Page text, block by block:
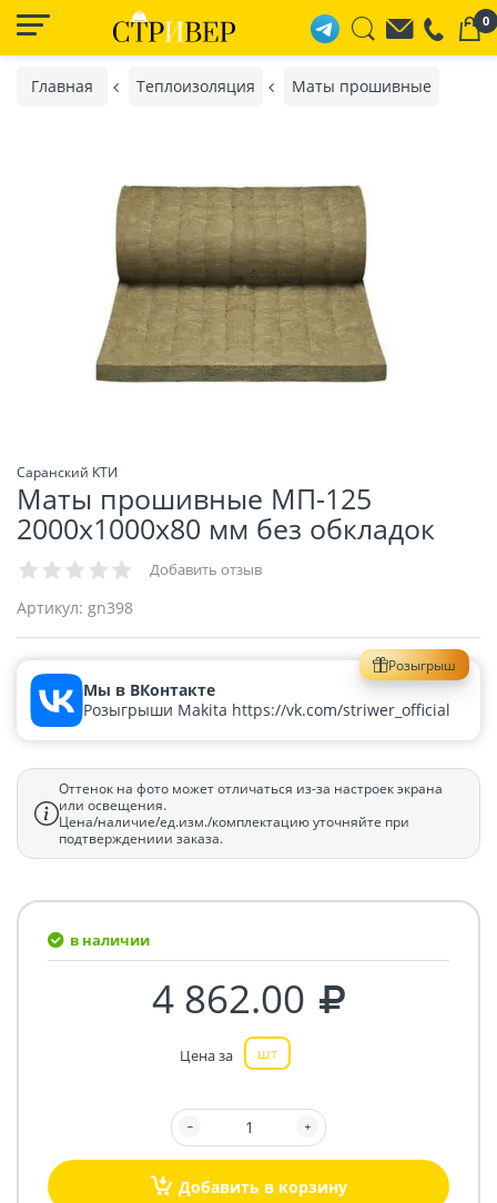
0
Главная Теплоизоляция Маты прошивные
Саранский КТИ
Маты прошивные МП-125
2000х1000х80 мм без обкладок
Добавить отзыв
Артикул: gn398
Розыгрыш
Мы в ВКонтакте
Розыгрыши Makita https://vk.com/striwer_official
Оттенок на фото может отличаться из-за настроек экрана
или освещения.
Цена/наличие/ед.изм./комплектацию уточняйте при
подтверждениии заказа.
в наличии
4 862.00
Цена за шт
Добавить в корзину